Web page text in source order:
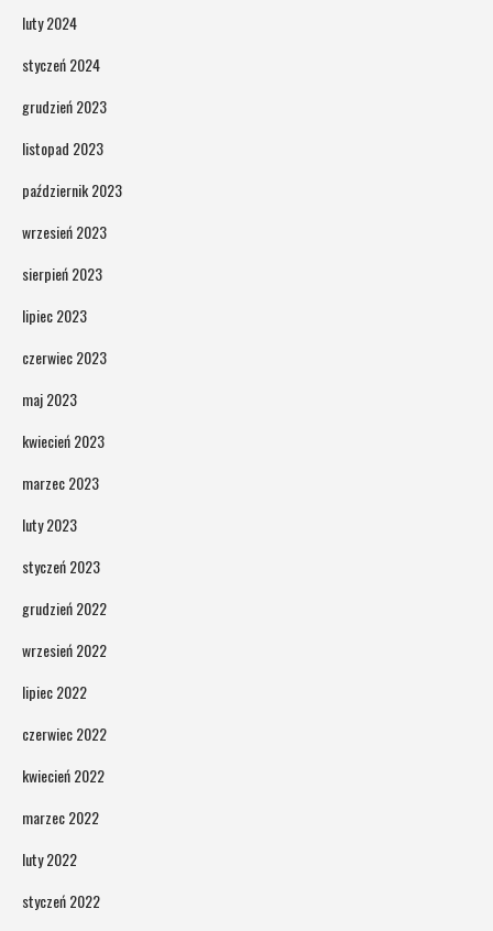
luty 2024
styczeń 2024
grudzień 2023
listopad 2023
październik 2023
wrzesień 2023
sierpień 2023
lipiec 2023
czerwiec 2023
maj 2023
kwiecień 2023
marzec 2023
luty 2023
styczeń 2023
grudzień 2022
wrzesień 2022
lipiec 2022
czerwiec 2022
kwiecień 2022
marzec 2022
luty 2022
styczeń 2022